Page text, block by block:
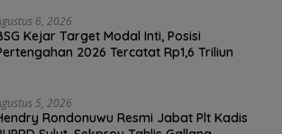
6, 2026
Kejar Target Modal Inti, Posisi
2026 Tercatat Rp1,6 Triliun
5, 2026
Rondonuwu Resmi Jabat Plt Kadis